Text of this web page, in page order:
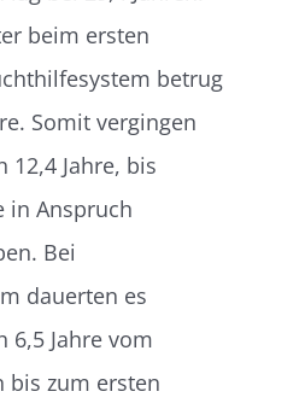
beim ersten
betrug
Somit vergingen
Jahre, bis
in Anspruch
Bei
dauerten es
6,5 Jahre vom
bis zum ersten